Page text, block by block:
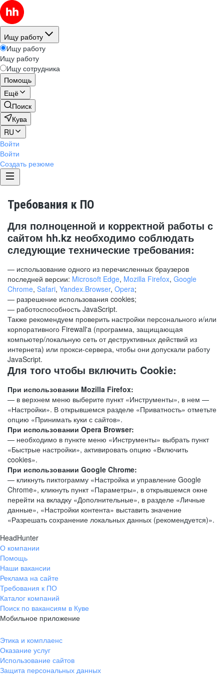
Ищу работу
Ищу работу
Ищу работу
Ищу сотрудника
Помощь
Ещё
Поиск
Кува
RU
Войти
Войти
Создать резюме
Требования к ПО
Для полноценной и корректной работы с
сайтом hh.kz необходимо соблюдать
следующие технические требования:
— использование одного из перечисленных браузеров
последней версии: Microsoft Edge, Mozilla Firefox, Google
Chrome, Safari, Yandex.Browser, Opera;
— разрешение использования cookies;
— работоспособность JavaScript.
Также рекомендуем проверить настройки персонального и/или
корпоративного Firewall'a (программа, защищающая
компьютер/локальную сеть от деструктивных действий из
интернета) или прокси-сервера, чтобы они допускали работу
JavaScript.
Для того чтобы включить Cookie:
При использовании Mozilla Firefox:
— в верхнем меню выберите пункт «Инструменты», в нем —
«Настройки». В открывшемся разделе «Приватность» отметьте
опцию «Принимать куки с сайтов».
При использовании Opera Browser:
— необходимо в пункте меню «Инструменты» выбрать пункт
«Быстрые настройки», активировать опцию «Включить
cookies».
При использовании Google Chrome:
— кликнуть пиктограмму «Настройка и управление Google
Chrome», кликнуть пункт «Параметры», в открывшемся окне
перейти на вкладку «Дополнительные», в разделе «Личные
данные», «Настройки контента» выставить значение
«Разрешать сохранение локальных данных (рекомендуется)».
HeadHunter
О компании
Помощь
Наши вакансии
Реклама на сайте
Требования к ПО
Каталог компаний
Поиск по вакансиям в Куве
Мобильное приложение
Этика и комплаенс
Оказание услуг
Использование сайтов
Защита персональных данных